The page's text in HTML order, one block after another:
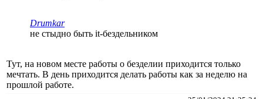
Drumkar
не стыдно быть it-бездельником
Тут, на новом месте работы о безделии приходится только
мечтать. В день приходится делать работы как за неделю на
прошлой работе.